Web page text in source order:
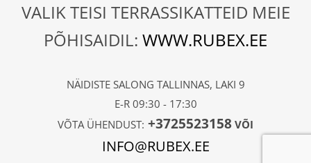
VALIK TEISI TERRASSIKATTEID MEIE
PÕHISAIDIL: WWW.RUBEX.EE
NÄIDISTE SALONG TALLINNAS, LAKI 9
E-R 09:30 - 17:30
VÕTA ÜHENDUST: +3725523158 VÕI
INFO@RUBEX.EE